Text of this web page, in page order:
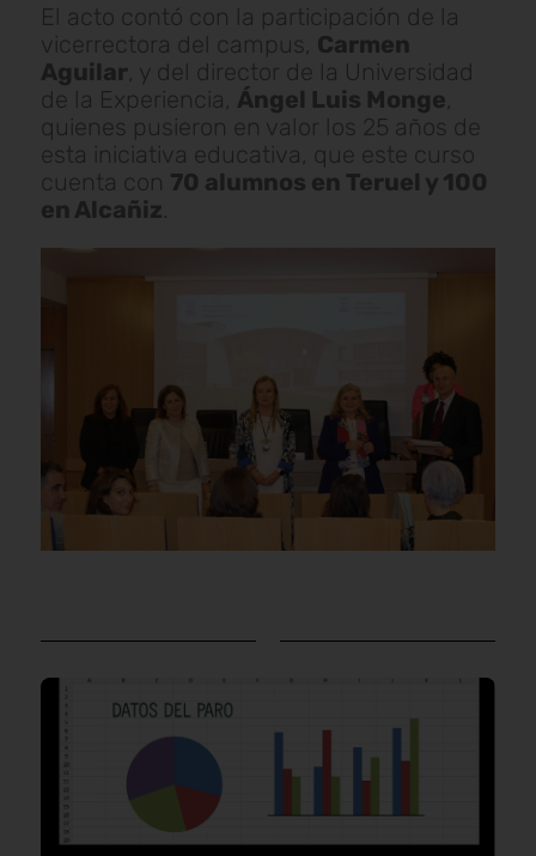
El acto contó con la participación de la
vicerrectora del campus, Carmen
Aguilar , y del director de la Universidad
de la Experiencia, Ángel Luis Monge
quienes pusieron en valor los 25 años de
esta iniciativa educativa, que este curso
cuenta con 70 alumnos en Teruel y 100
en Alcañiz